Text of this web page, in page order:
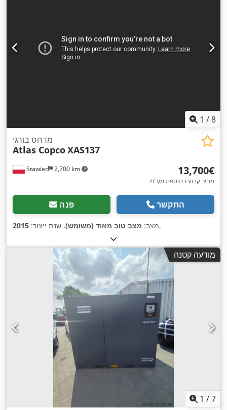
1 /8
Stawiec 2,700 km
מדחס בורגי
Atlas CopcoXAS137
‏13,700 ‏€
מחיר קבוע בתוספת מע"מ
פנה התקשר
מצב: מצב טוב מאוד (משומש), שנת ייצור: 2015 ,
מודעה קטנה
1 /7